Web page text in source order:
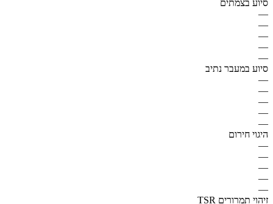
סיוע בצמתים
—
—
—
—
—
סיוע במעבר נתיב
—
—
—
—
—
היגוי חירום
—
—
—
—
—
זיהוי תמרורים TSR